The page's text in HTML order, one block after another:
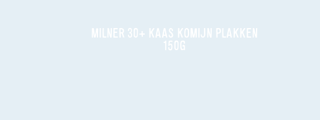
MILNER 30+ KAAS KOMIJN PLAKKEN
150G